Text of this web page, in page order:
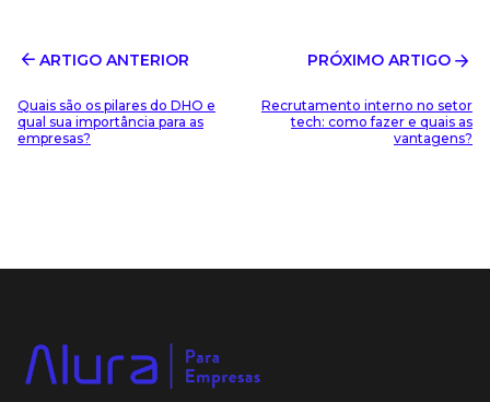
ARTIGO ANTERIOR
Quais são os pilares do DHO e
qual sua importância para as
empresas?
PRÓXIMO ARTIGO
Recrutamento interno no setor
tech: como fazer e quais as
vantagens?